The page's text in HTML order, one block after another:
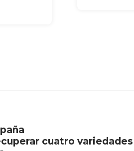
cuatro variedades